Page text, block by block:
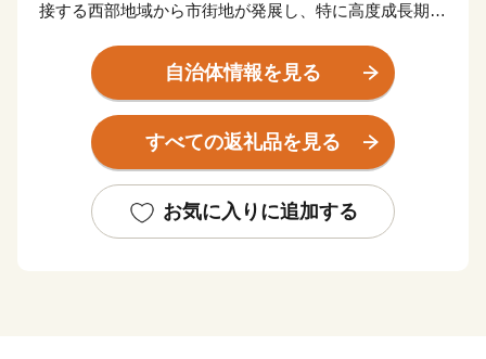
接する西部地域から市街地が発展し、特に高度成長期に
また、早くから大手家電メーカーの企業城下町として発
展を遂げるとともに安定した税収を背景に各種行政サー
ビスを充実させ、公共施設や都市基盤の整備を進めてき
一定の到達点に達し、成熟した都市としての機能を備え
るに至っています。
自治体情報を見る
すべての返礼品を見る
お気に入りに追加する